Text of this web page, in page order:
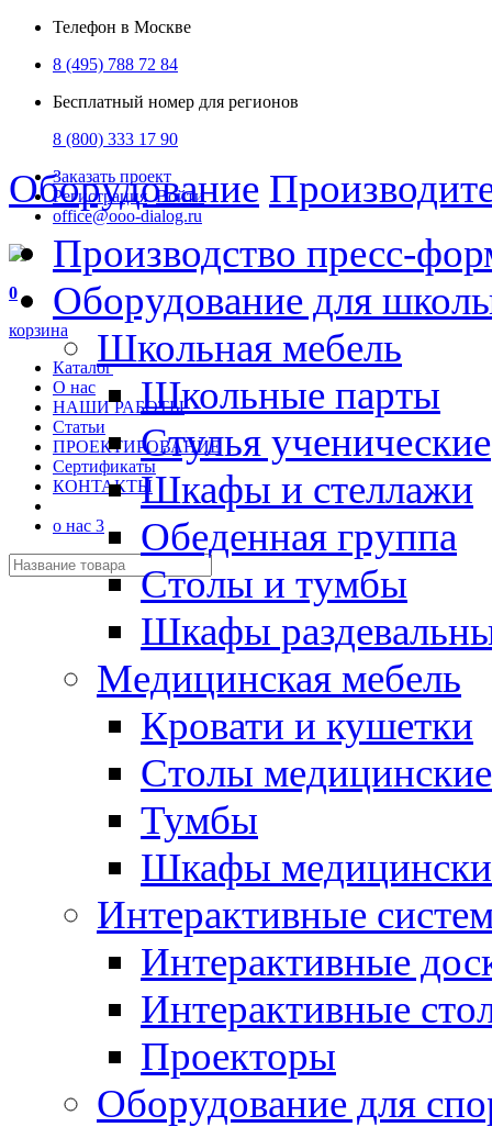
Телефон в Москве
8 (495) 788 72 84
Бесплатный номер для регионов
8 (800) 333 17 90
Заказать проект
Регистрация Войти
office@ooo-dialog.ru
0
корзина
Каталог
О нас
НАШИ РАБОТЫ
Статьи
ПРОЕКТИРОВАНИЕ
Сертификаты
КОНТАКТЫ
о нас 3
Оборудование
Производство пресс-
Оборудование для
Школьная мебель
Школьные парты
Стулья ученические
Шкафы и стеллажи
Обеденная группа
Столы и тумбы
Шкафы
Медицинская мебель
Кровати и кушетки
Столы медицинские
Тумбы
Шкафы
Интерактивные
Интерактивные
Интерактивные
Проекторы
Оборудование для